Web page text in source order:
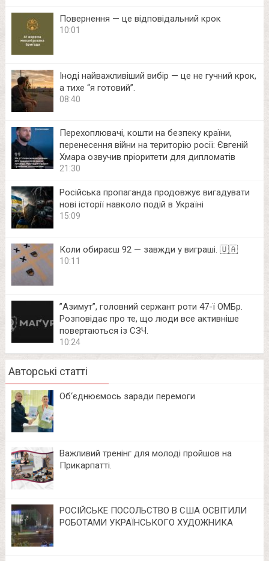
Повернення — це відповідальний крок
10:01
Іноді найважливіший вибір — це не гучний крок,
а тихе “я готовий”.
08:40
Перехоплювачі, кошти на безпеку країни,
перенесення війни на територію росії: Євгеній
Хмара озвучив пріоритети для дипломатів
21:30
Російська пропаганда продовжує вигадувати
нові історії навколо подій в Україні
15:09
Коли обираєш 92 — завжди у виграші. 🇺🇦
10:11
⁨”Азимут”, головний сержант роти 47-ї ОМБр.
Розповідає про те, що люди все активніше
повертаються із СЗЧ.
10:24
Авторські статті
Об‘єднюємось заради перемоги
Важливий тренінг для молоді пройшов на
Прикарпатті.
РОСІЙСЬКЕ ПОСОЛЬСТВО В США ОСВІТИЛИ
РОБОТАМИ УКРАЇНСЬКОГО ХУДОЖНИКА